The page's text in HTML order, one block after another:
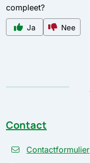
compleet?
Ja Nee
Contact
Contactformulier